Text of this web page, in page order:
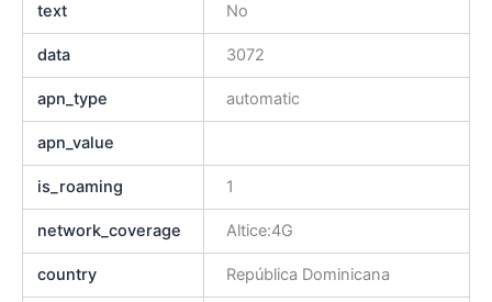
text No
data 3072
apn_type automatic
apn_value
is_roaming 1
network_coverage Altice:4G
country República Dominicana